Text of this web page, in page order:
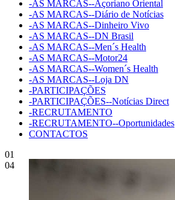
-AS MARCAS--Açoriano Oriental
-AS MARCAS--Diário de Notícias
-AS MARCAS--Dinheiro Vivo
-AS MARCAS--DN Brasil
-AS MARCAS--Men´s Health
-AS MARCAS--Motor24
-AS MARCAS--Women´s Health
-AS MARCAS--Loja DN
-PARTICIPAÇÕES
-PARTICIPAÇÕES--Notícias Direct
-RECRUTAMENTO
-RECRUTAMENTO--Oportunidades
CONTACTOS
01
04